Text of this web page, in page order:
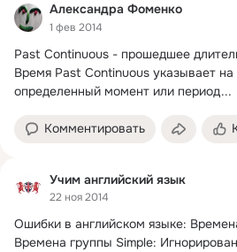
Александра Фоменко
1 фев 2014
Past Continuous - прошедшее
Время Past Continuous указывает
определенный момент или период...
Комментировать
Учим английский язык
22 ноя 2014
Ошибки в английском языке:
Времена группы Simple: